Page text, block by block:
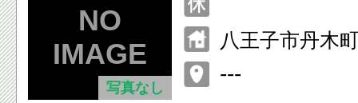
写真なし
八王子市丹木
---